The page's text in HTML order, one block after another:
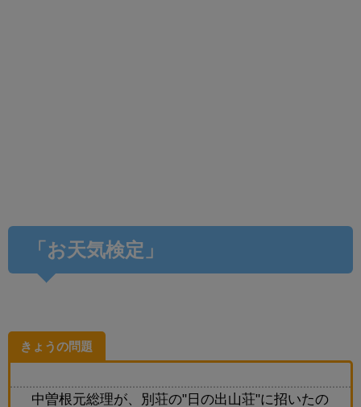
「お天気検定」
きょうの問題
中曽根元総理が、別荘の"日の出山荘"に招いたの